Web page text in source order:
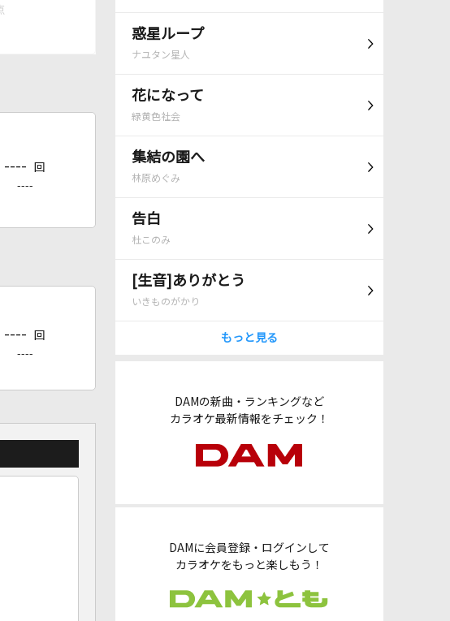
惑星ループ
ナユタン星人
花になって
緑黄色社会
集結の園へ
林原めぐみ
告白
杜このみ
[生音]ありがとう
いきものがかり
もっと見る
DAMの新曲・ランキングなど
カラオケ最新情報をチェック！
DAMに会員登録・ログインして
カラオケをもっと楽しもう！
---- 回
----
---- 回
----